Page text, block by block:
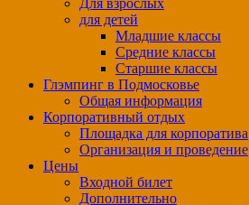
Для взрослых
для детей
Младшие классы
Средние классы
Старшие классы
Глэмпинг в Подмосковье
Общая информация
Корпоративный отдых
Площадка для корпоратива
Организация и проведение
Цены
Входной билет
Дополнительно